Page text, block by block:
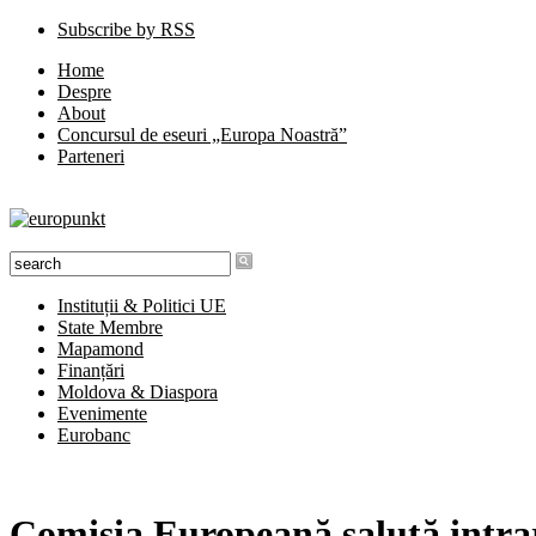
Subscribe by RSS
Home
Despre
About
Concursul de eseuri „Europa Noastră”
Parteneri
Instituții & Politici UE
State Membre
Mapamond
Finanțări
Moldova & Diaspora
Evenimente
Eurobanc